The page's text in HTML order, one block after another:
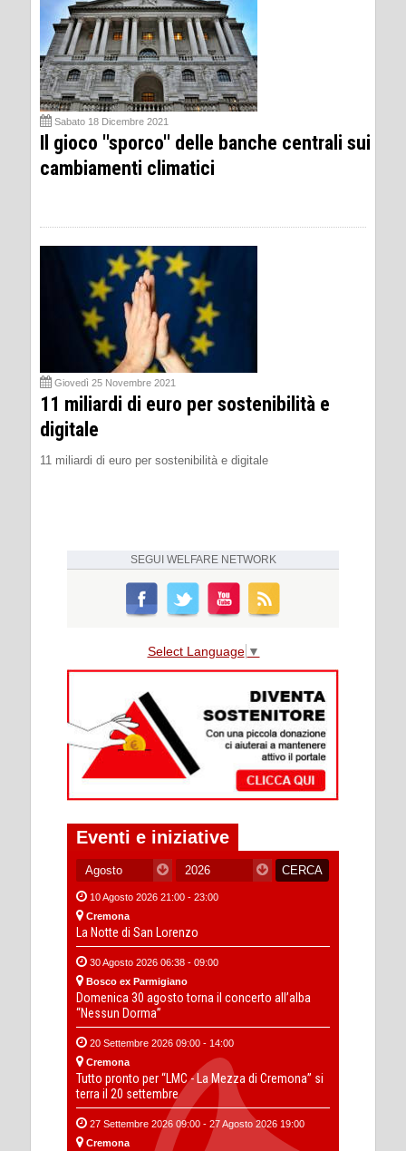
Sabato 18 Dicembre 2021
Il gioco ''sporco'' delle banche centrali sui
cambiamenti climatici
Giovedì 25 Novembre 2021
11 miliardi di euro per sostenibilità e
digitale
11 miliardi di euro per sostenibilità e digitale
SEGUI WELFARE NETWORK
Select Language ▼
Eventi e iniziative
10 Agosto 2026 21:00 - 23:00
Cremona
La Notte di San Lorenzo
30 Agosto 2026 06:38 - 09:00
Bosco ex Parmigiano
Domenica 30 agosto torna il concerto all’alba
“Nessun Dorma”
20 Settembre 2026 09:00 - 14:00
Cremona
Tutto pronto per “LMC - La Mezza di Cremona” si
terra il 20 settembre
27 Settembre 2026 09:00 - 27 Agosto 2026 19:00
Cremona